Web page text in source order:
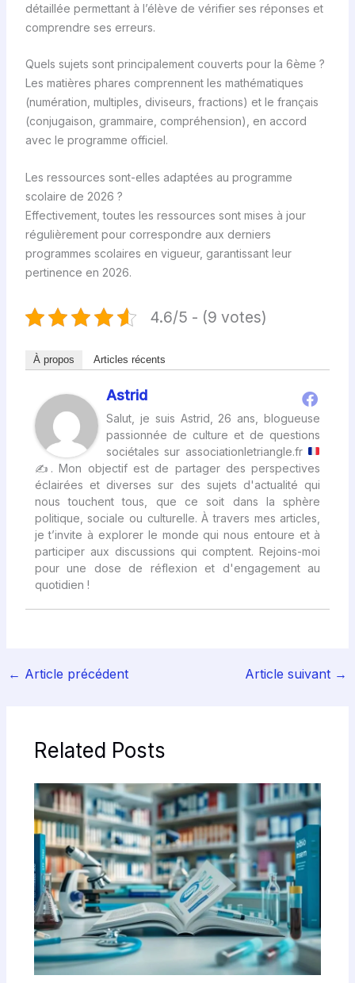
détaillée permettant à l’élève de vérifier ses réponses et
comprendre ses erreurs.
Quels sujets sont principalement couverts pour la 6ème ?
Les matières phares comprennent les mathématiques
(numération, multiples, diviseurs, fractions) et le français
(conjugaison, grammaire, compréhension), en accord
avec le programme officiel.
Les ressources sont-elles adaptées au programme
scolaire de 2026 ?
Effectivement, toutes les ressources sont mises à jour
régulièrement pour correspondre aux derniers
programmes scolaires en vigueur, garantissant leur
pertinence en 2026.
4.6/5 - (9 votes)
À propos Articles récents
Astrid
Salut, je suis Astrid, 26 ans, blogueuse
passionnée de culture et de questions
sociétales sur associationletriangle.fr
✍ . Mon objectif est de partager des perspectives
éclairées et diverses sur des sujets d'actualité qui
nous touchent tous, que ce soit dans la sphère
politique, sociale ou culturelle. À travers mes articles,
je t’invite à explorer le monde qui nous entoure et à
participer aux discussions qui comptent. Rejoins-moi
pour une dose de réflexion et d'engagement au
quotidien !
← Article précédent Article suivant →
Related Posts